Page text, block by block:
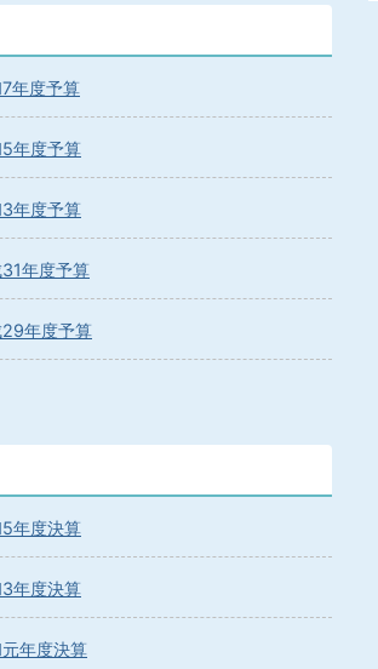
年度予算
年度予算
年度予算
年度予算
年度予算
年度決算
年度決算
年度決算